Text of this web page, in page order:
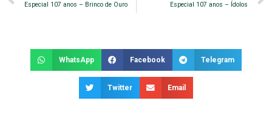
Especial 107 anos – Brinco de Ouro Especial 107 anos – Ídolos
WhatsApp Facebook Telegram
Twitter Email